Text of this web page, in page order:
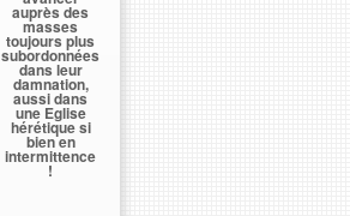
auprès des
masses
toujours plus
subordonnées
dans leur
damnation,
aussi dans
une Eglise
hérétique si
bien en
intermittence
!